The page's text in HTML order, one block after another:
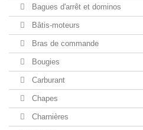
Bagues d'arrêt et dominos
Bâtis-moteurs
Bras de commande
Bougies
Carburant
Chapes
Charnières